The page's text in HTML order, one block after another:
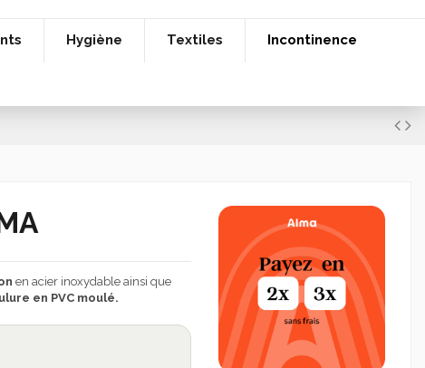
Hygiène Textiles Incontinence
en acier inoxydable ainsi que
en PVC moulé.